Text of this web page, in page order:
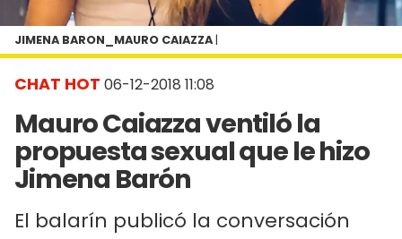
CHAT HOT 06-12-2018 11:08
Mauro Caiazza ventiló la
propuesta sexual que le hizo
Jimena Barón
El balarín publicó la conversación
JIMENA BARON_MAURO CAIAZZA |